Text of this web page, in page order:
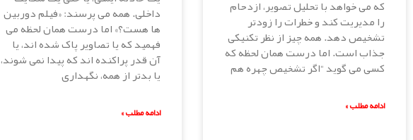
که می خواهد با تحلیل تصویر، ازدحام
را مدیریت کند و خطرات را زودتر
تشخیص دهد. همه چیز از نظر تکنیکی
جذاب است. اما درست همان لحظه که
کسی می گوید “اگر تشخیص چهره هم
ادامه مطلب »
داخلی. همه می پرسند: «فیلم دوربین
ها هست؟» اما درست همان لحظه می
فهمید که یا تصاویر پاک شده اند، یا
آن قدر پراکنده اند که پیدا نمی شوند،
یا بدتر از همه، نگهداری
ادامه مطلب »